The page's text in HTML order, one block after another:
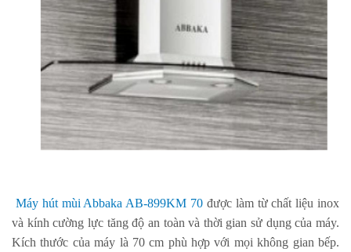
Máy hút mùi Abbaka AB-899KM 70 được làm từ chất liệu inox
và kính cường lực tăng độ an toàn và thời gian sử dụng của máy.
Kích thước của máy là 70 cm phù hợp với mọi không gian bếp.